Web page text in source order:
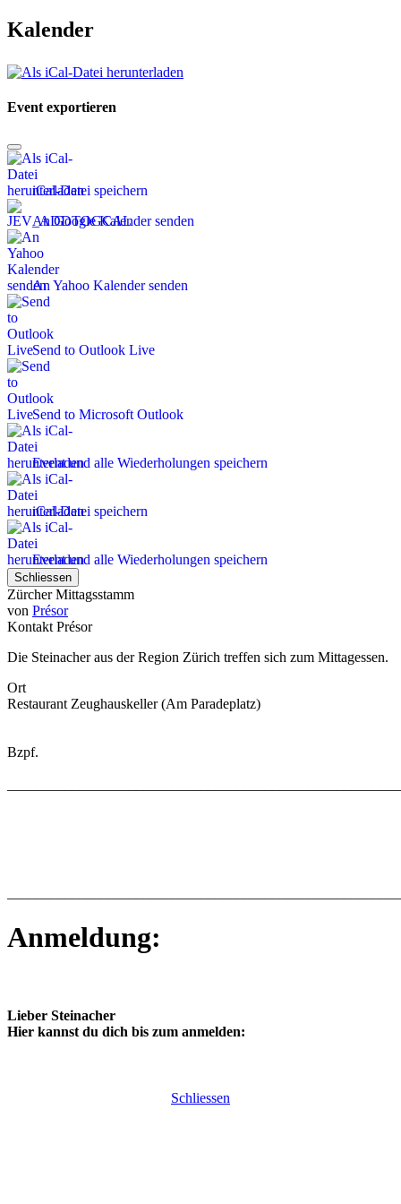
Kalender
Event exportieren
iCal-Datei speichern
An Google Kalender senden
An Yahoo Kalender senden
Send to Outlook Live
Send to Microsoft Outlook
Event und alle Wiederholungen speichern
iCal-Datei speichern
Event und alle Wiederholungen speichern
Schliessen
Zürcher Mittagsstamm
von Présor
Kontakt Présor
Die Steinacher aus der Region Zürich treffen sich zum Mittagessen.
Ort
Restaurant Zeughauskeller (Am Paradeplatz)
Bzpf.
Anmeldung:
Lieber Steinacher
Hier kannst du dich bis zum anmelden:
Schliessen